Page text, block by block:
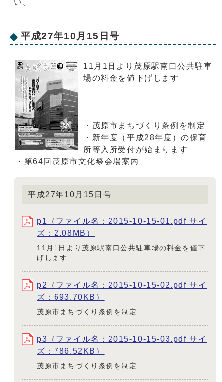
い。
平成27年10月15日号
11月1日より茂原駅南口公共駐車
場の料金を値下げします
・茂原市まちづくり条例を制定
・新年度（平成28年度）の保育
所等入所受付が始まります
・第64回茂原市文化祭会場案内
平成27年10月15日号
p1（ファイル名：2015-10-15-01.pdf サイ
ズ：2.08MB）
11月1日より茂原駅南口公共駐車場の料金を値下
げします
p2（ファイル名：2015-10-15-02.pdf サイ
ズ：693.70KB）
茂原市まちづくり条例を制定
p3（ファイル名：2015-10-15-03.pdf サイ
ズ：786.52KB）
茂原市まちづくり条例を制定